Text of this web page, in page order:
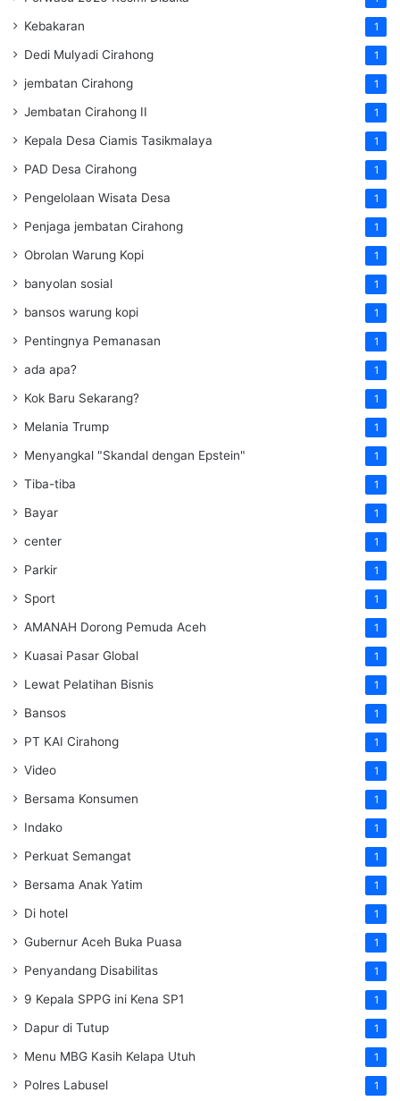
Kebakaran 1
Dedi Mulyadi Cirahong 1
jembatan Cirahong 1
Jembatan Cirahong II 1
Kepala Desa Ciamis Tasikmalaya 1
PAD Desa Cirahong 1
Pengelolaan Wisata Desa 1
Penjaga jembatan Cirahong 1
Obrolan Warung Kopi 1
banyolan sosial 1
bansos warung kopi 1
Pentingnya Pemanasan 1
ada apa? 1
Kok Baru Sekarang? 1
Melania Trump 1
Menyangkal "Skandal dengan Epstein" 1
Tiba-tiba 1
Bayar 1
center 1
Parkir 1
Sport 1
AMANAH Dorong Pemuda Aceh 1
Kuasai Pasar Global 1
Lewat Pelatihan Bisnis 1
Bansos 1
PT KAI Cirahong 1
Video 1
Bersama Konsumen 1
Indako 1
Perkuat Semangat 1
Bersama Anak Yatim 1
Di hotel 1
Gubernur Aceh Buka Puasa 1
Penyandang Disabilitas 1
9 Kepala SPPG ini Kena SP1 1
Dapur di Tutup 1
Menu MBG Kasih Kelapa Utuh 1
Polres Labusel 1